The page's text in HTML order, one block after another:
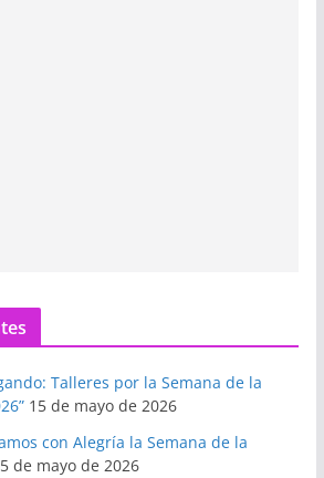
Talleres por la Semana de la
15 de mayo de 2026
con Alegría la Semana de la
de mayo de 2026